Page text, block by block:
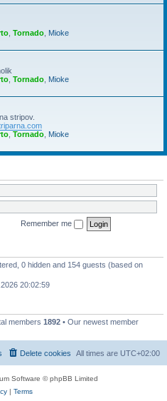
Tornado Mioke
Tornado Mioke
stripov.
Tornado Mioke
Remember me
0 hidden and 154 guests (based on
20:02:59
members 1892 • Our newest member
All times are UTC+02:00
Delete cookies
Software © phpBB Limited
| Terms